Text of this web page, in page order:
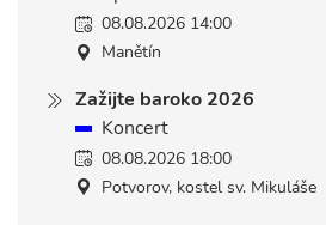
08.08.2026 14:00
Manětín
Zažijte baroko 2026
Koncert
08.08.2026 18:00
Potvorov, kostel sv. Mikuláše